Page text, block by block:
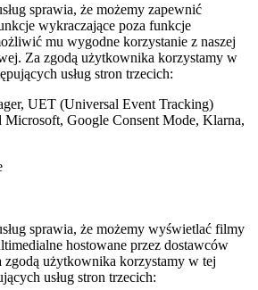
sprawia, że możemy zapewnić
wykraczające poza funkcje
mu wygodne korzystanie z naszej
Za zgodą użytkownika korzystamy w
usług stron trzecich:
UET (Universal Event Tracking)
Microsoft, Google Consent Mode, Klarna,
sprawia, że możemy wyświetlać filmy
hostowane przez dostawców
zgodą użytkownika korzystamy w tej
usług stron trzecich: